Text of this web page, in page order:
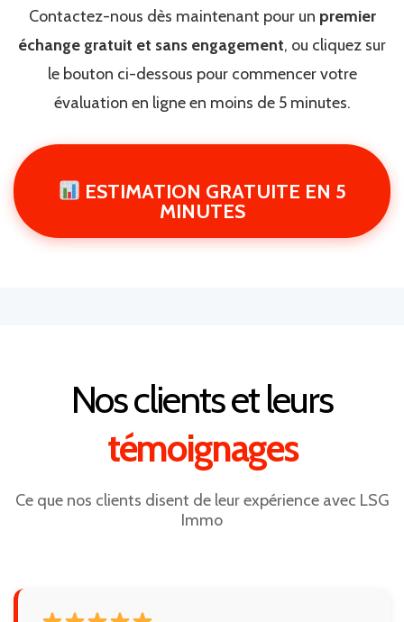
Contactez-nous dès maintenant pour un premier
échange gratuit et sans engagement, ou cliquez sur
le bouton ci-dessous pour commencer votre
évaluation en ligne en moins de 5 minutes.
ESTIMATION GRATUITE EN 5
MINUTES
Nos clients et leurs
témoignages
Ce que nos clients disent de leur expérience avec LSG
Immo